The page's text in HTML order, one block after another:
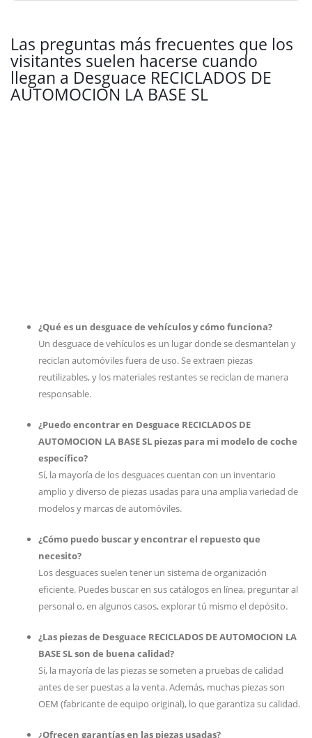
Las preguntas más frecuentes que los
visitantes suelen hacerse cuando
llegan a Desguace RECICLADOS DE
AUTOMOCION LA BASE SL
¿Qué es un desguace de vehículos y cómo funciona?
Un desguace de vehículos es un lugar donde se desmantelan y
reciclan automóviles fuera de uso. Se extraen piezas
reutilizables, y los materiales restantes se reciclan de manera
responsable.
¿Puedo encontrar en Desguace RECICLADOS DE
AUTOMOCION LA BASE SL piezas para mi modelo de coche
específico?
Sí, la mayoría de los desguaces cuentan con un inventario
amplio y diverso de piezas usadas para una amplia variedad de
modelos y marcas de automóviles.
¿Cómo puedo buscar y encontrar el repuesto que
necesito?
Los desguaces suelen tener un sistema de organización
eficiente. Puedes buscar en sus catálogos en línea, preguntar al
personal o, en algunos casos, explorar tú mismo el depósito.
¿Las piezas de Desguace RECICLADOS DE AUTOMOCION LA
BASE SL son de buena calidad?
Sí, la mayoría de las piezas se someten a pruebas de calidad
antes de ser puestas a la venta. Además, muchas piezas son
OEM (fabricante de equipo original), lo que garantiza su calidad.
¿Ofrecen garantías en las piezas usadas?